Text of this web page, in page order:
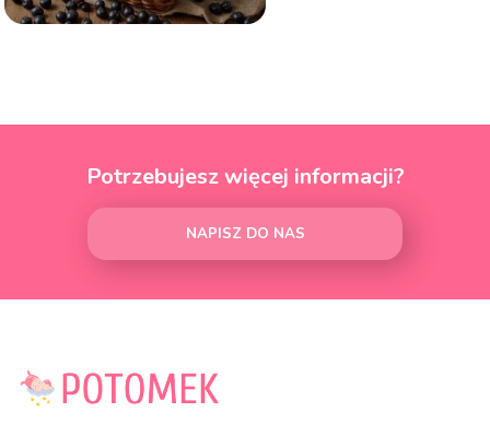
Potrzebujesz więcej informacji?
NAPISZ DO NAS